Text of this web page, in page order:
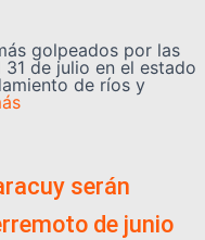
golpeados por las
de julio en el estado
de ríos y
serán
de junio